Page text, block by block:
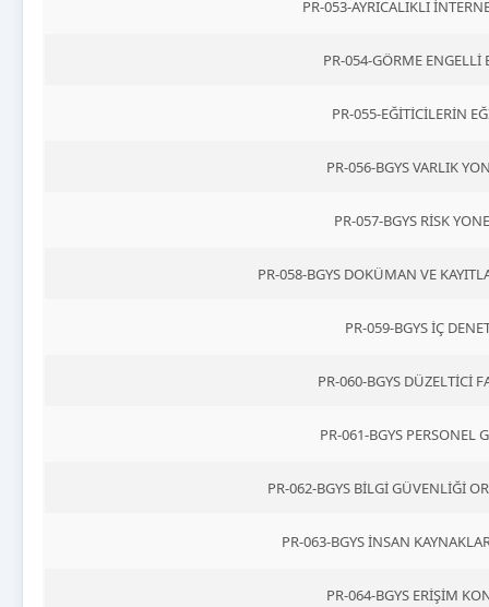
PR-053-AYRICALIKLI
PR-054-GÖRME ENGELLİ
PR-055-EĞİTİCİLERİN
PR-056-BGYS VARLIK
PR-057-BGYS RİSK
PR-058-BGYS DOKÜMAN VE
PR-059-BGYS İÇ
PR-060-BGYS DÜZELTİCİ
PR-061-BGYS PERSONEL
PR-062-BGYS BİLGİ GÜVENLİĞİ
PR-063-BGYS İNSAN
PR-064-BGYS ERİŞİM